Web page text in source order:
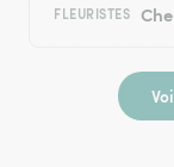
FLEURISTES